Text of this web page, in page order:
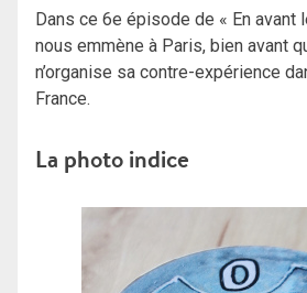
Dans ce 6e épisode de « En avant
nous emmène à Paris, bien avant
n’organise sa contre-expérience
France.
La photo indice